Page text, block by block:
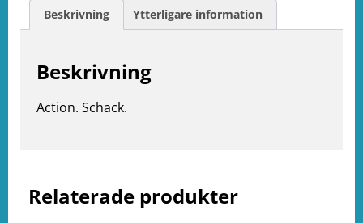
Relaterade produkter
Beskrivning Ytterligare information
Beskrivning
Action. Schack.